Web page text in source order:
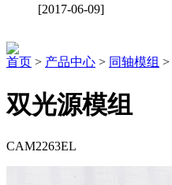
[2017-06-09]
首页 > 产品中心 > 同轴模组 >
双光源模组
CAM2263EL